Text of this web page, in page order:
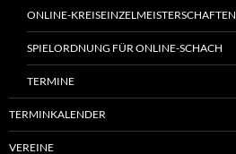
ONLINE-KREISEINZELMEISTERSCHAFTEN
SPIELORDNUNG FÜR ONLINE-SCHACH
TERMINE
TERMINKALENDER
VEREINE